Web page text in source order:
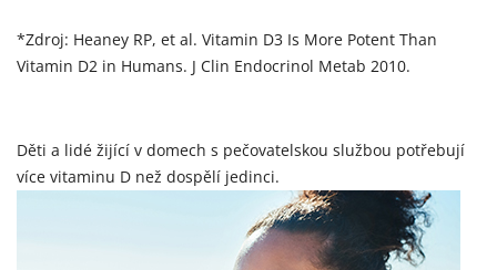
*Zdroj: Heaney RP, et al. Vitamin D3 Is More Potent Than
Vitamin D2 in Humans. J Clin Endocrinol Metab 2010.
Děti a lidé žijící v domech s pečovatelskou službou potřebují
více vitaminu D než dospělí jedinci.